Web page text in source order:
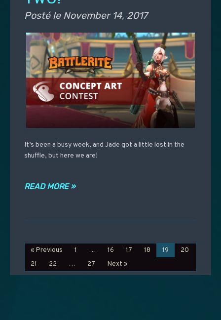
Posté le November 14, 2017
It’s been a busy week, and Jade got a little lost in the
shuffle, but here we are!
READ MORE »
« Previous 1 … 16 17 18 19
20
21
22 … 27 Next »